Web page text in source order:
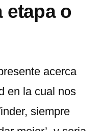
etapa o
acerca
en la cual nos
siempre